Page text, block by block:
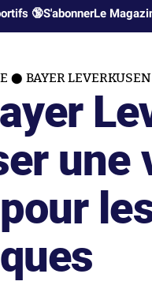
🔞S'abonnerLe
BAYER LEVERKUSEN
une